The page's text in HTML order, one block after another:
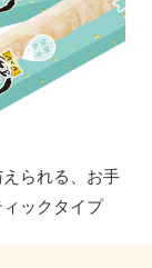
られる、お手
ックタイプ